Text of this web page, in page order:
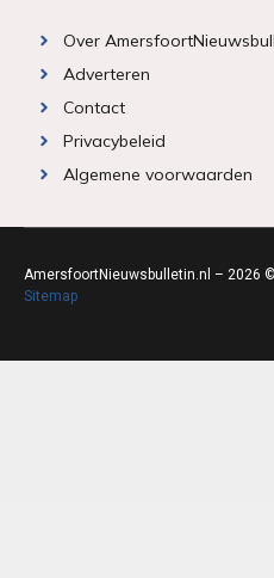
Over
Adverteren
Contact
Privacybeleid
Algemene voorwaarden
AmersfoortNieuwsbulletin.nl – 2026
Sitemap